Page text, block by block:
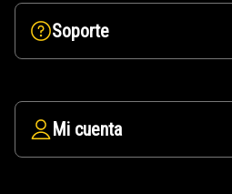
Soporte
Mi cuenta